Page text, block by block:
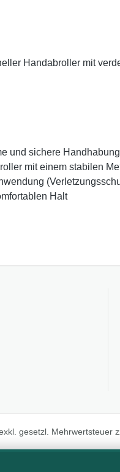
Handabroller mit
und sichere Handhabung
mit einem stabilen
Halt
gesetzl. Mehrwertsteuer